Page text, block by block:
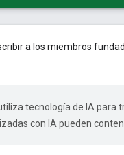
a los miembros
tecnología de IA para
con IA pueden